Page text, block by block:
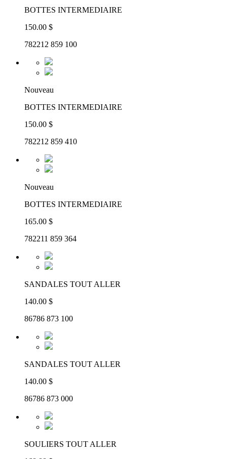
BOTTES INTERMEDIAIRE
150.00 $
782212 859 100
Nouveau
BOTTES INTERMEDIAIRE
150.00 $
782212 859 410
Nouveau
BOTTES INTERMEDIAIRE
165.00 $
782211 859 364
SANDALES TOUT ALLER
140.00 $
86786 873 100
SANDALES TOUT ALLER
140.00 $
86786 873 000
SOULIERS TOUT ALLER